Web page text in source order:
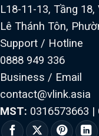
L18-11-13, Tầng
Lê Thánh Tôn,
Support / Hotline
0888 949 336
Business / Email
contact@vlink.asia
MST: 0316573663 |